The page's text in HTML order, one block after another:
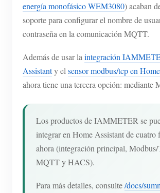
energía monofásico WEM3080) acaban
soporte para configurar el nombre de
contraseña en la comunicación MQTT.
Además de usar laintegración
Assistanty elsensor modbus/tcp en
ahora tiene una tercera opción: mediante
Los productos de IAMMETER se
integrar en Home Assistant de cuatro
ahora (integración principal, Modbus/
MQTT y HACS).
Para más detalles, consulte/docs/